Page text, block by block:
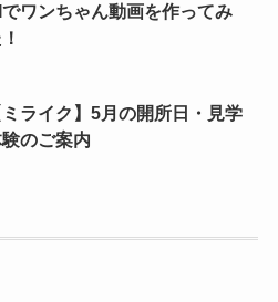
ワンちゃん動画を作ってみ
ミライク】5月の開所日・見学
のご案内